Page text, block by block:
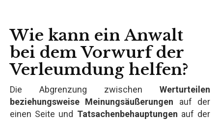
Wie kann ein Anwalt
bei dem Vorwurf der
Verleumdung helfen?
Die Abgrenzung zwischen Werturteilen
beziehungsweise Meinungsäußerungen auf der
einen Seite und Tatsachenbehauptungen auf der